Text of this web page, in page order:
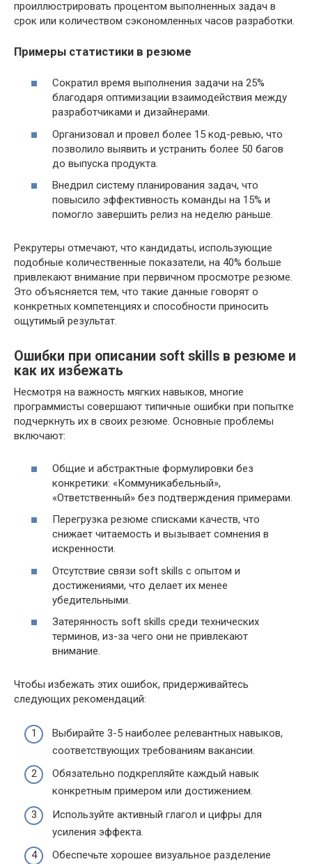
проиллюстрировать процентом выполненных задач в
срок или количеством сэкономленных часов разработки.
Примеры статистики в резюме
Сократил время выполнения задачи на 25%
благодаря оптимизации взаимодействия между
разработчиками и дизайнерами.
Организовал и провел более 15 код-ревью, что
позволило выявить и устранить более 50 багов
до выпуска продукта.
Внедрил систему планирования задач, что
повысило эффективность команды на 15% и
помогло завершить релиз на неделю раньше.
Рекрутеры отмечают, что кандидаты, использующие
подобные количественные показатели, на 40% больше
привлекают внимание при первичном просмотре резюме.
Это объясняется тем, что такие данные говорят о
конкретных компетенциях и способности приносить
ощутимый результат.
Ошибки при описании soft skills в резюме и
как их избежать
Несмотря на важность мягких навыков, многие
программисты совершают типичные ошибки при попытке
подчеркнуть их в своих резюме. Основные проблемы
включают:
Общие и абстрактные формулировки без
конкретики: «Коммуникабельный»,
«Ответственный» без подтверждения примерами.
Перегрузка резюме списками качеств, что
снижает читаемость и вызывает сомнения в
искренности.
Отсутствие связи soft skills с опытом и
достижениями, что делает их менее
убедительными.
Затерянность soft skills среди технических
терминов, из-за чего они не привлекают
внимание.
Чтобы избежать этих ошибок, придерживайтесь
следующих рекомендаций:
Выбирайте 3-5 наиболее релевантных навыков,
соответствующих требованиям вакансии.
Обязательно подкрепляйте каждый навык
конкретным примером или достижением.
Используйте активный глагол и цифры для
усиления эффекта.
Обеспечьте хорошее визуальное разделение